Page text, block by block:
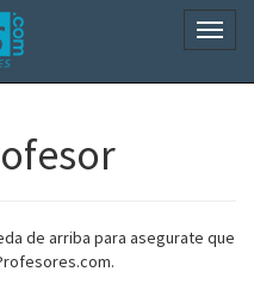
de arriba para asegurate que